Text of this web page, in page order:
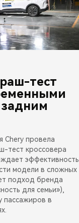
тест
Chery провела
тест кроссовера
эффективность
модели в сложных
подход бренда
для семьи»),
пассажиров в